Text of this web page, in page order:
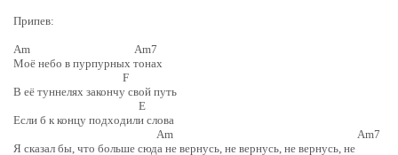
Припев:
Am Am7
Моё небо в пурпурных тонах
F
В её туннелях закончу свой путь
E
Если б к концу подходили слова
Am Am7
Я сказал бы, что больше сюда не вернусь, не вернусь, не вернусь, не